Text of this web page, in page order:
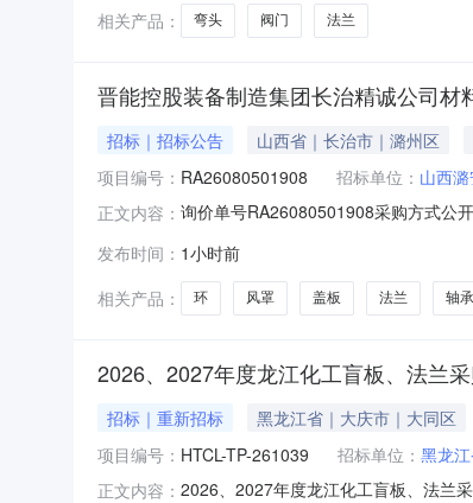
相关产品：
弯头 阀门 法兰
晋能控股装备制造集团长治精诚公司
招标｜招标公告 山西省｜长治市｜潞州区
项目编号： RA26080501908 招标单位： 山西
正文内容： 询价单号RA26080501908采购方式公
208LC.051.0028.2法兰YBS-1605.0件
发布时间： 1小时前
相关产品：
环 风罩 盖板 法兰 轴
2026、2027年度龙江化工盲板、法兰
招标｜重新招标 黑龙江省｜大庆市｜大同区
项目编号： HTCL-TP-261039 招标单位： 黑龙
正文内容： 2026、2027年度龙江化工盲板、法兰